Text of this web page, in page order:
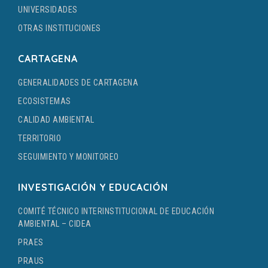
UNIVERSIDADES
OTRAS INSTITUCIONES
CARTAGENA
GENERALIDADES DE CARTAGENA
ECOSISTEMAS
CALIDAD AMBIENTAL
TERRITORIO
SEGUIMIENTO Y MONITOREO
INVESTIGACIÓN Y EDUCACIÓN
COMITÉ TÉCNICO INTERINSTITUCIONAL DE EDUCACIÓN
AMBIENTAL – CIDEA
PRAES
PRAUS